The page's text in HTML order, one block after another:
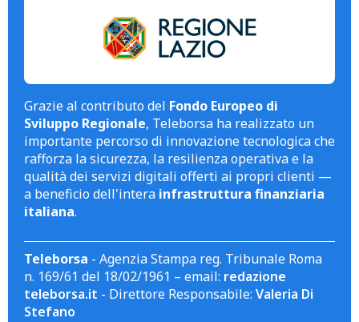
Grazie al contributo del Fondo Europeo di
Sviluppo Regionale, Teleborsa ha realizzato un
importante percorso di innovazione tecnologica che
rafforza la sicurezza, la resilienza operativa e la
qualità dei servizi digitali offerti ai propri clienti —
a beneficio dell'intera infrastruttura finanziaria
italiana.
Teleborsa - Agenzia Stampa reg. Tribunale Roma
n. 169/61 del 18/02/1961 – email: redazione
teleborsa.it - Direttore Responsabile: Valeria Di
Stefano